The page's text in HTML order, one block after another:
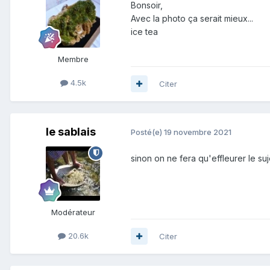
Membre
4.5k
Bonsoir,
Avec la photo ça serait mieux...
ice tea
Citer
le sablais
Modérateur
20.6k
Posté(e) 19 novembre 2021
sinon on ne fera qu'effleurer le
Citer